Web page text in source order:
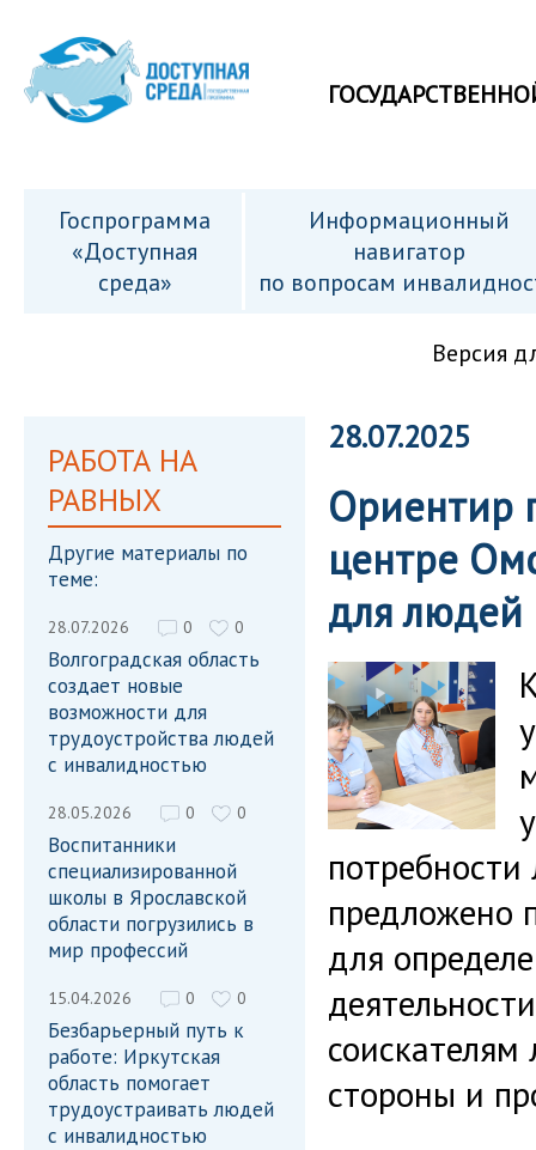
Госпрограмма
«Доступная
среда»
Информационный
навигатор
по вопросам
Версия
РАБОТА НА
РАВНЫХ
Другие материалы по
теме:
28.07.2026 0 0
Волгоградская область
создает новые
возможности для
трудоустройства людей
с инвалидностью
28.05.2026 0 0
Воспитанники
специализированной
школы в Ярославской
области погрузились в
мир профессий
15.04.2026 0 0
Безбарьерный путь к
работе: Иркутская
область помогает
трудоустраивать людей
с инвалидностью
28.07.2025
Ориентир
центре
для людей
предложено
для
стороны и